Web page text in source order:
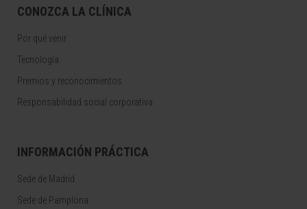
CONOZCA LA CLÍNICA
Por qué venir
Tecnología
Premios y reconocimientos
Responsabilidad social corporativa
INFORMACIÓN PRÁCTICA
Sede de Madrid
Sede de Pamplona